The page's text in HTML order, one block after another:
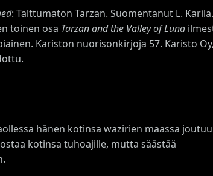
: Talttumaton Tarzan. Suomentanut L. Karila.
toinen osa Tarzan and the Valley of Luna
Kariston nuorisonkirjoja 57. Karisto
hänen kotinsa wazirien maassa joutuu
kotinsa tuhoajille, mutta säästää